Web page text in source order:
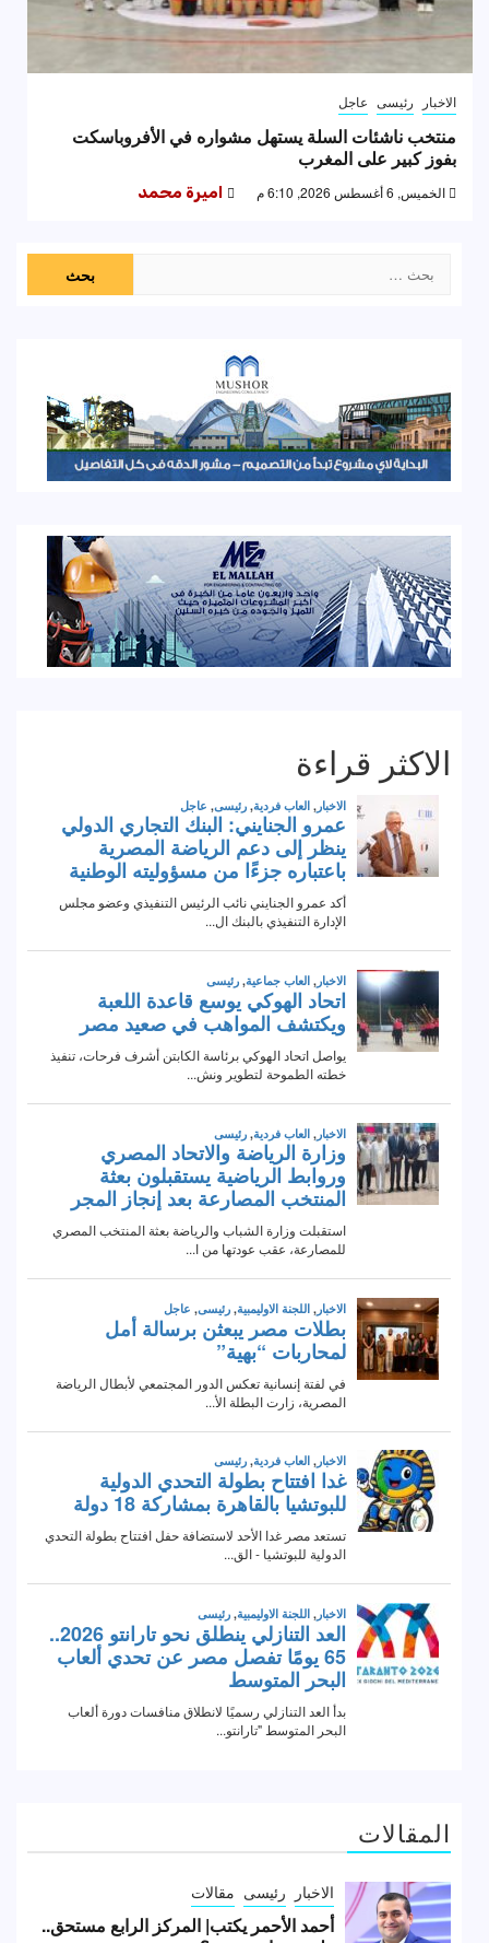
الاخبار رئيسى عاجل
منتخب ناشئات السلة يستهل مشواره في الأفروباسكت
بفوز كبير على المغرب
الخميس, 6 أغسطس 2026, 6:10 م اميرة محمد
عن:
الاكثر قراءة
المقالات
الاخبار رئيسى مقالات
أحمد الأحمر يكتب| المركز الرابع مستحق..